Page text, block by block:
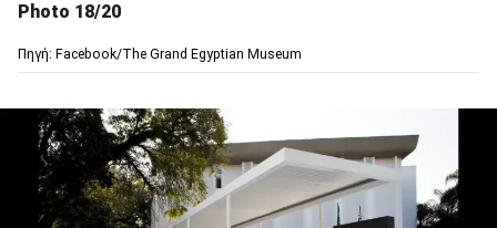
Photo 18/20
Πηγή: Facebook/The Grand Egyptian Museum